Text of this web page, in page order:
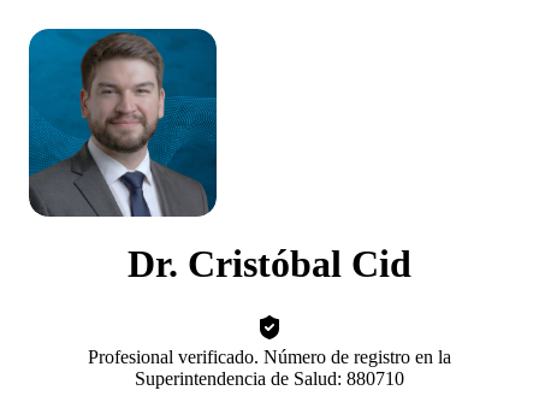
Dr. Cristóbal Cid
Profesional verificado. Número de registro en la
Superintendencia de Salud: 880710